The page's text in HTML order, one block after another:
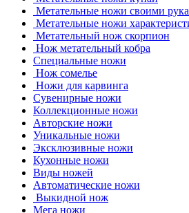
Метательные ножи своими
Метательные ножи
Метательный нож скорпион
Нож метательный кобра
Специальные ножи
Нож сомелье
Ножи для карвинга
Сувенирные ножи
Коллекционные ножи
Авторские ножи
Уникальные ножи
Эксклюзивные ножи
Кухонные ножи
Виды ножей
Автоматические ножи
Выкидной нож
Мега ножи